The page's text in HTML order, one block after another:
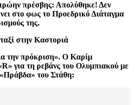
πρέσβης: Απολύθηκε! Δεν
στο φως το Προεδρικό Διάταγμα
της.
στην Καστοριά
την πρόκριση». Ο Καρίμ
για τη ρεβάνς του Ολυμπιακού με
Πράβδα» του Στάθη: